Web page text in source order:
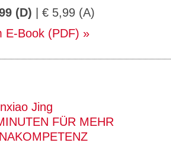
(D) | € 5,99 (A)
E-Book (PDF)
Jing
FÜR MEHR